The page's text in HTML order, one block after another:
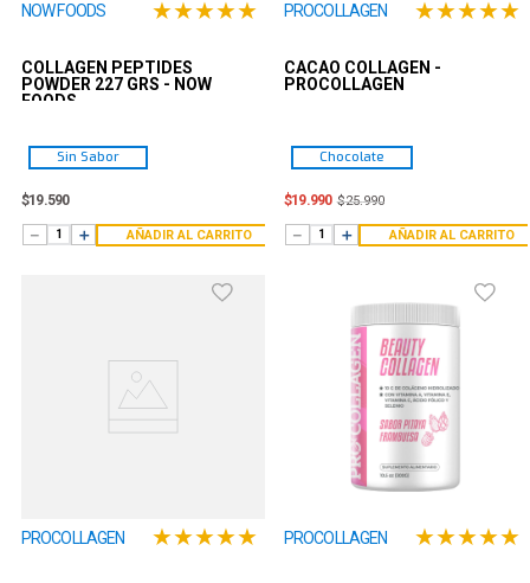
NOW FOODS ★★★★★
COLLAGEN PEPTIDES
POWDER 227 GRS - NOW
FOODS
Sin Sabor
$19.590
＋
－ AÑADIR AL CARRITO
PROCOLLAGEN ★★★★★
CACAO COLLAGEN -
PROCOLLAGEN
Chocolate
$19.990 $25.990
＋
－ AÑADIR AL CARRITO
PROCOLLAGEN ★★★★★ PROCOLLAGEN ★★★★★